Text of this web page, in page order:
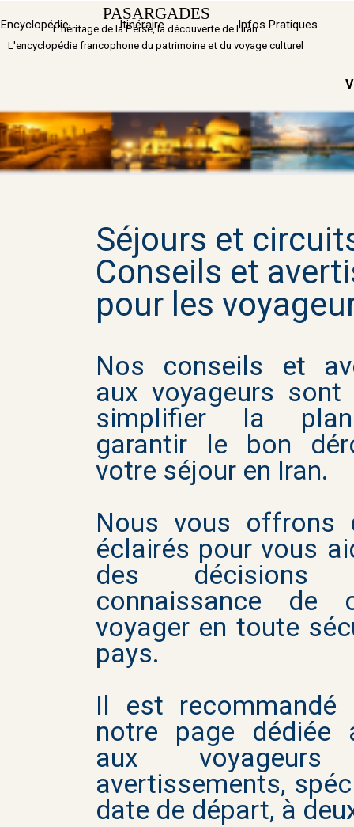
PASARGADES Sauter
Encyclopédie Itinéraire ▼
Infos Pratiques
L'héritage de la Perse, la découverte de l'Iran
L'encyclopédie francophone du patrimoine et du voyage culturel
Séjours et
Conseils et
pour les
Nos conseils et
aux voyageurs
simplifier la
garantir le bon
votre séjour en Iran.
Nous vous offrons
éclairés pour vous
des
connaissance
voyager en toute
pays.
Il est recommandé
notre page dédiée
aux
avertissements,
date de départ, à